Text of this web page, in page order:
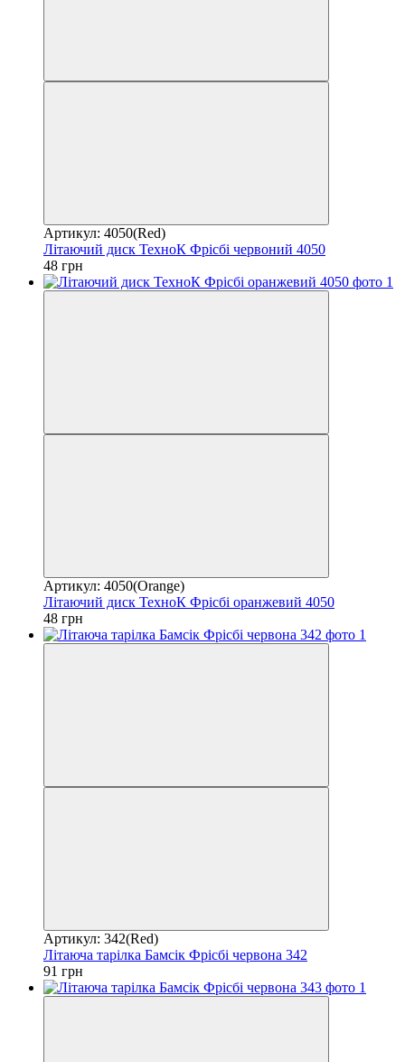
Артикул: 4050(Red)
Літаючий диск ТехноК Фрісбі червоний 4050
48 грн
Артикул: 4050(Orange)
Літаючий диск ТехноК Фрісбі оранжевий 4050
48 грн
Артикул: 342(Red)
Літаюча тарілка Бамсік Фрісбі червона 342
91 грн